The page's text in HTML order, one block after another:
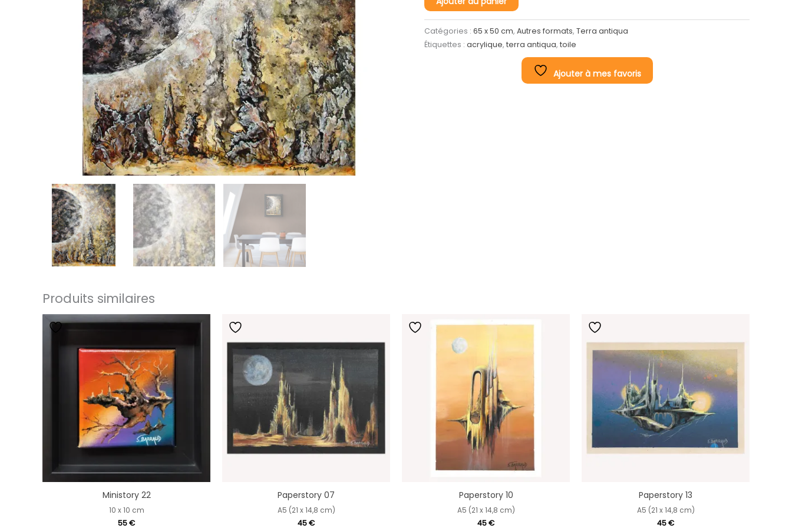
de
d'ailleurs
Catégories : 65 x 50 cm, Autres formats, Terra antiqua
Étiquettes : acrylique, terra antiqua, toile
Ajouter à mes favoris
Produits similaires
Ministory 22
10 x 10 cm
55€
Paperstory 07
A5 (21 x 14,8 cm)
45€
Paperstory 10
A5 (21 x 14,8 cm)
45€
Paperstory 13
A5 (21 x 14,8 cm)
45€